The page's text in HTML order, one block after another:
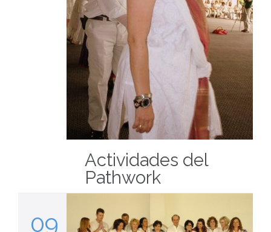
Actividades del
Pathwork
09